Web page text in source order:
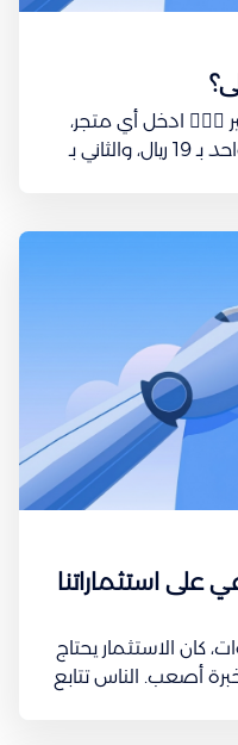
0:00/147.9466671× مساء الخير 🙋🏻‍♂️ ادخل أي متجر،
وشف منتجين متشابهين جدًا. واحد بـ 19 ريال، والثاني بـ
يقتصر على التسوق
على استثماراتنا
قبل سنوات، كان الاستثمار يحتاج
أصعب. الناس تتابع